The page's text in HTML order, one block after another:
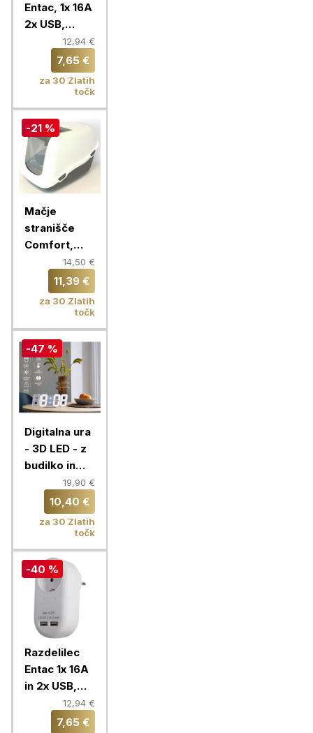
Entac, 1x 16A
2x USB,
12,94 €
7,65 €
za 30 Zlatih
točk
-21 %
Mačje
stranišče
Comfort,
siva/bela
14,50 €
11,39 €
za 30 Zlatih
točk
-47 %
Digitalna ura
- 3D LED - z
budilko in
prikazom
temperature
19,90 €
10,40 €
za 30 Zlatih
točk
-40 %
Razdelilec
Entac 1x 16A
in 2x USB,
12,94 €
7,65 €